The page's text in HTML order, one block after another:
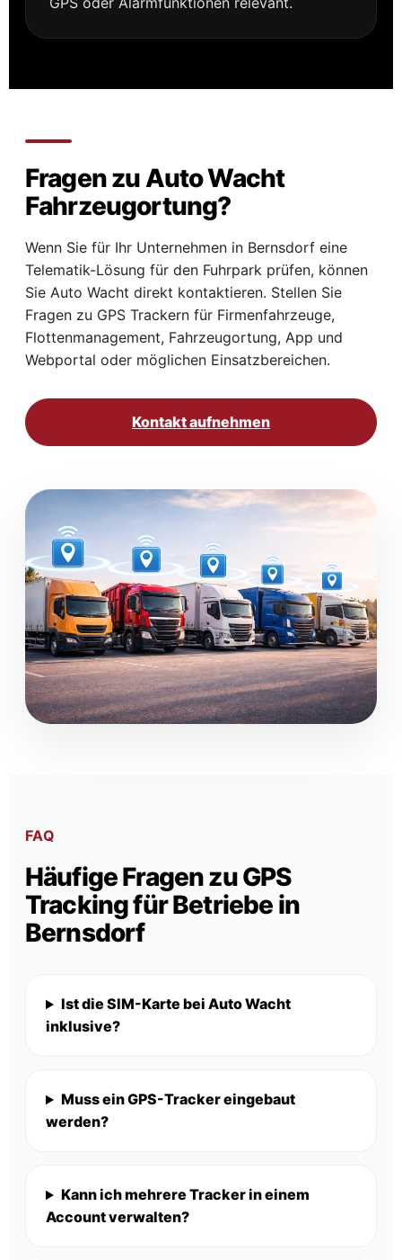
Fragen zu Auto Wacht
Fahrzeugortung?
Wenn Sie für Ihr Unternehmen in Bernsdorf eine
Telematik-Lösung für den Fuhrpark prüfen, können
Sie Auto Wacht direkt kontaktieren. Stellen Sie
Fragen zu GPS Trackern für Firmenfahrzeuge,
Flottenmanagement, Fahrzeugortung, App und
Webportal oder möglichen Einsatzbereichen.
Kontakt aufnehmen
FAQ
Häufige Fragen zu GPS
Tracking für Betriebe in
Bernsdorf
Ist die SIM-Karte bei Auto Wacht
inklusive?
Muss ein GPS-Tracker eingebaut
werden?
Kann ich mehrere Tracker in einem
Account verwalten?